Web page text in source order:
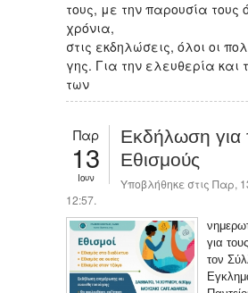
τους, με την παρουσία
χρόνια,
στις εκδηλώσεις, όλοι οι
γης. Για την ελευθερία και
των
Παρ
13
Ιουν
Εκδήλωση για
Εθισμούς
Υποβλήθηκε στις Παρ,
12:57.
για
τον